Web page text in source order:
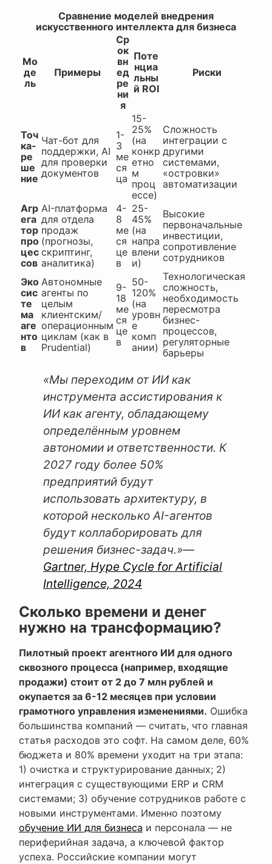
Сравнение моделей внедрения
искусственного интеллекта для бизнеса
Мо
де
ль
Примеры
Ср
ок
вн
ед
ре
ни
я
Поте
нциа
льны
й ROI
Риски
Точ
ка-
ре
ше
ние
Чат-бот для
поддержки, AI
для проверки
документов
1-
3
ме
ся
ца
15-
25%
(на
конкр
етно
м
проц
ессе)
Сложность
интеграции с
другими
системами,
«островки»
автоматизации
Агр
ега
тор
про
цес
сов
AI-платформа
для отдела
продаж
(прогнозы,
скриптинг,
аналитика)
4-
8
ме
ся
це
в
25-
45%
(на
напра
влени
и)
Высокие
первоначальные
инвестиции,
сопротивление
сотрудников
Эко
сис
те
ма
аге
нто
в
Автономные
агенты по
целым
клиентским/
операционным
циклам (как в
Prudential)
9-
18
ме
ся
це
в
50-
120%
(на
уровн
е
комп
ании)
Технологическая
сложность,
необходимость
пересмотра
бизнес-
процессов,
регуляторные
барьеры
«Мы переходим от ИИ как
инструмента ассистирования к
ИИ как агенту, обладающему
определённым уровнем
автономии и ответственности. К
2027 году более 50%
предприятий будут
использовать архитектуру, в
которой несколько AI-агентов
будут коллаборировать для
решения бизнес-задач.»—
Gartner, Hype Cycle for Artificial
Intelligence, 2024
Сколько времени и денег
нужно на трансформацию?
Пилотный проект агентного ИИ для одного
сквозного процесса (например, входящие
продажи) стоит от 2 до 7 млн рублей и
окупается за 6-12 месяцев при условии
грамотного управления изменениями. Ошибка
большинства компаний — считать, что главная
статья расходов это софт. На самом деле, 60%
бюджета и 80% времени уходит на три этапа:
1) очистка и структурирование данных; 2)
интеграция с существующими ERP и CRM
системами; 3) обучение сотрудников работе с
новыми инструментами. Именно поэтому
обучение ИИ для бизнеса и персонала — не
периферийная задача, а ключевой фактор
успеха. Российские компании могут